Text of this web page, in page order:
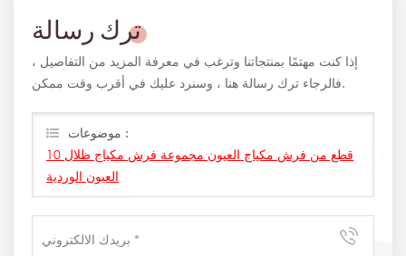
ترك رسالة
إذا كنت مهتمًا بمنتجاتنا وترغب في معرفة المزيد من التفاصيل ،
فالرجاء ترك رسالة هنا ، وسنرد عليك في أقرب وقت ممكن.
موضوعات :
10 قطع من فرش مكياج العيون مجموعة فرش مكياج ظلال
العيون الوردية